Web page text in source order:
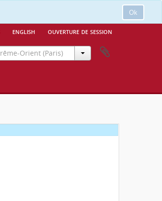
Ok
english ouverture de session